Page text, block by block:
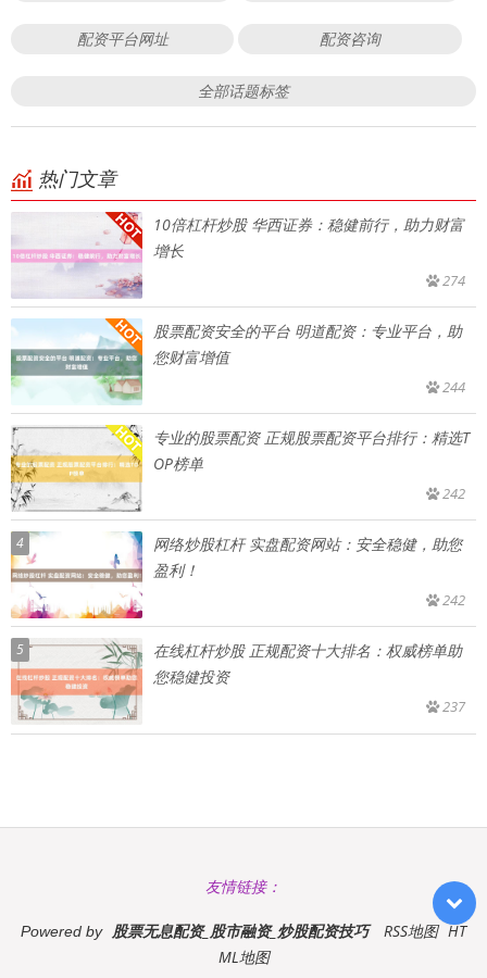
配资平台网址 配资咨询
全部话题标签
热门文章
10倍杠杆炒股 华西证券：稳健前行，助力财富
增长
274
股票配资安全的平台 明道配资：专业平台，助
您财富增值
244
专业的股票配资 正规股票配资平台排行：精选T
OP榜单
242
4
网络炒股杠杆 实盘配资网站：安全稳健，助您
盈利！
242
5
在线杠杆炒股 正规配资十大排名：权威榜单助
您稳健投资
237
友情链接：
Powered by 股票无息配资_股市融资_炒股配资技巧 RSS地图 HT
ML地图